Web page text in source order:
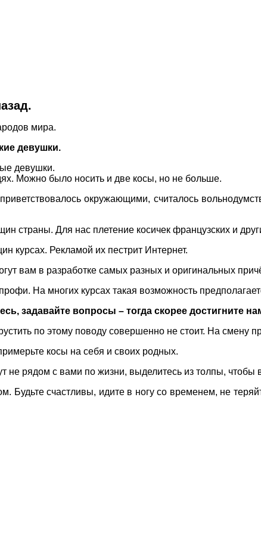
мира.
девушки.
девушки.
Можно было носить и две косы, но не больше.
окружающими, считалось
Для нас плетение косичек французских и
курсах. Рекламой их пестрит Интернет.
вам в разработке самых разных и оригинальных
На многих курсах такая возможность
задавайте вопросы – тогда скорее достигните
по этому поводу совершенно не стоит. На смену
косы на себя и своих родных.
не рядом с вами по жизни, выделитесь из толпы, чтобы
Будьте счастливы, идите в ногу со временем, не